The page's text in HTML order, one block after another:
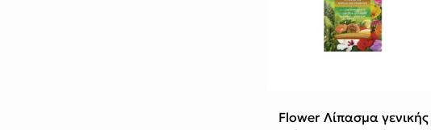
Flower Λίπασμα γενικής